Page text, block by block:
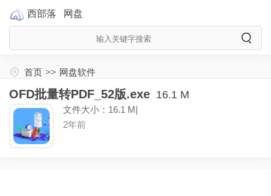
西部落 网盘
首页 >> 网盘软件
OFD批量转PDF_52版.exe 16.1 M
文件大小：16.1 M|
2年前